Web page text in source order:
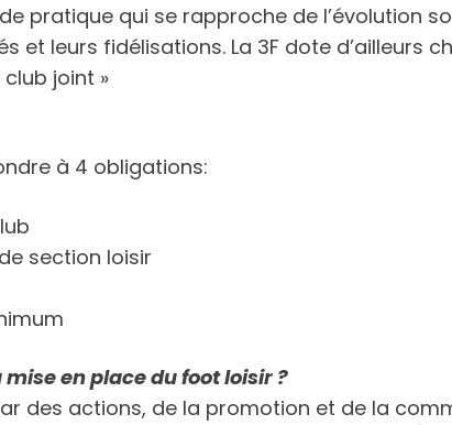
pratique qui se rapproche de l’évolution
leurs fidélisations. La 3F dote d’ailleurs
joint »
à 4 obligations:
section loisir
mise en place du foot loisir ?
des actions, de la promotion et de la